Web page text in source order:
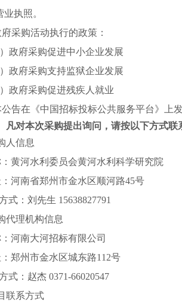
执照。
府采购活动执行的政策：
）政府采购促进中小企业发展
）政府采购支持监狱企业发展
）政府采购促进残疾人就业
公告在《中国招标投标公共服务平台》上
凡对本次采购提出询问，请按以下方式联
人信息
黄河水利委员会黄河水利科学研究院
河南省郑州市金水区顺河路45号
式： 刘先生 15638827791
代理机构信息
河南大河招标有限公司
郑州市金水区城东路112号
式： 赵杰 0371-66020547
联系方式